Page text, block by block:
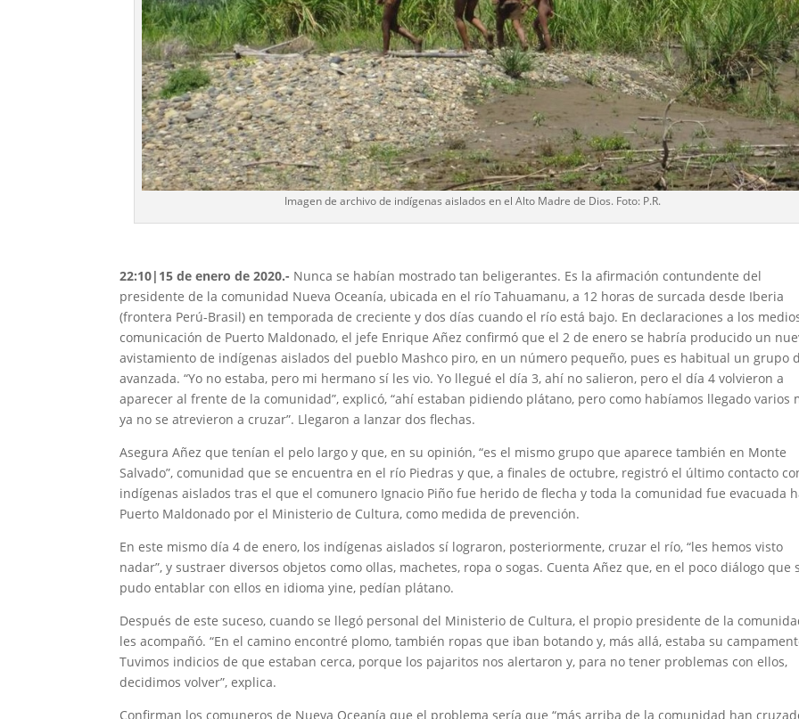
Imagen de archivo de indígenas aislados en el Alto Madre de Dios. Foto: P.R.
22:10|15 de enero de 2020.- Nunca se habían mostrado tan beligerantes. Es la afirmación contundente del
presidente de la comunidad Nueva Oceanía, ubicada en el río Tahuamanu, a 12 horas de surcada desde Iberia
(frontera Perú-Brasil) en temporada de creciente y dos días cuando el río está bajo. En declaraciones a los
comunicación de Puerto Maldonado, el jefe Enrique Añez confirmó que el 2 de enero se habría producido un
avistamiento de indígenas aislados del pueblo Mashco piro, en un número pequeño, pues es habitual un grupo
avanzada. “Yo no estaba, pero mi hermano sí les vio. Yo llegué el día 3, ahí no salieron, pero el día 4 volvieron a
aparecer al frente de la comunidad”, explicó, “ahí estaban pidiendo plátano, pero como habíamos llegado varios
ya no se atrevieron a cruzar”. Llegaron a lanzar dos flechas.
Asegura Añez que tenían el pelo largo y que, en su opinión, “es el mismo grupo que aparece también en Monte
Salvado”, comunidad que se encuentra en el río Piedras y que, a finales de octubre, registró el último contacto
indígenas aislados tras el que el comunero Ignacio Piño fue herido de flecha y toda la comunidad fue evacuada
Puerto Maldonado por el Ministerio de Cultura, como medida de prevención.
En este mismo día 4 de enero, los indígenas aislados sí lograron, posteriormente, cruzar el río, “les hemos visto
nadar”, y sustraer diversos objetos como ollas, machetes, ropa o sogas. Cuenta Añez que, en el poco diálogo que
pudo entablar con ellos en idioma yine, pedían plátano.
Después de este suceso, cuando se llegó personal del Ministerio de Cultura, el propio presidente de la
les acompañó. “En el camino encontré plomo, también ropas que iban botando y, más allá, estaba su
Tuvimos indicios de que estaban cerca, porque los pajaritos nos alertaron y, para no tener problemas con ellos,
decidimos volver”, explica.
Confirman los comuneros de Nueva Oceanía que el problema sería que “más arriba de la comunidad han